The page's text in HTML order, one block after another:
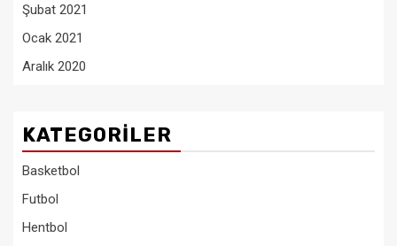
Şubat 2021
Ocak 2021
Aralık 2020
KATEGORILER
Basketbol
Futbol
Hentbol